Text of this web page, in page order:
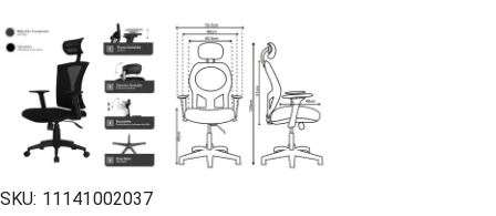
SKU: 11141002037